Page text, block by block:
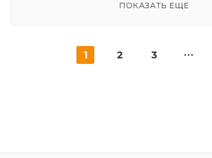
ПОКАЗАТЬ ЕЩЕ
1 2 3